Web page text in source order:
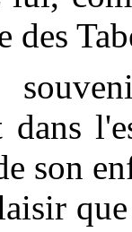
des
dans
son